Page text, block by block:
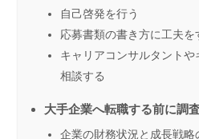
自己啓発を行う
応募書類の書き方に工夫を
キャリアコンサルタント
相談する
大手企業へ転職する前に調
企業の財務状況と成長戦略